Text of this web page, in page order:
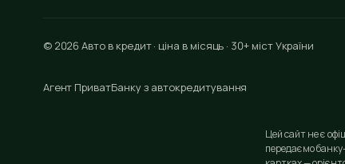
© 2026 Авто в кредит · ціна в місяць · 30+ міст України
Агент ПриватБанку з автокредитування
Цей сайт не є
передаємо